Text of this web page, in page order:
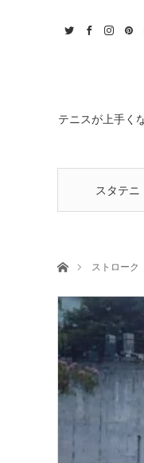
テニスが上手く
スタテニ
ホームストローク